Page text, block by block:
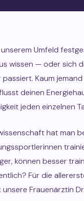
Umfeld
wissen — oder sich
Kaum
deinen
jeden einzelnen
hat man
können besser
Für die
unsere Frauenärztin